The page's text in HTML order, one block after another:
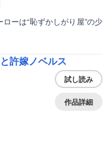
ーは“恥ずかしがり屋”の少
許嫁ノベルス
試し読み
作品詳細